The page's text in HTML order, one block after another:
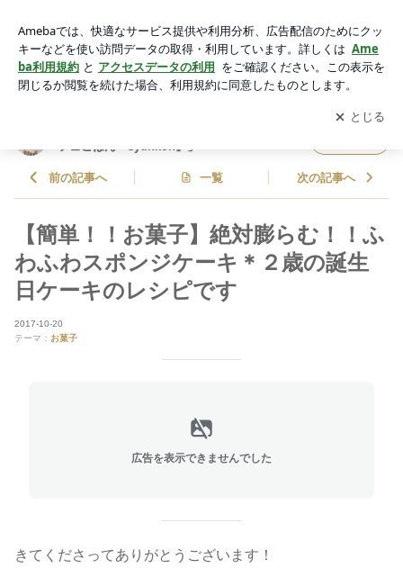
２歳の誕生日ケーキのレシピです | 山本ゆりオフィシャルブロ
グ「含み笑いのカフェごはん『syunkon』」Powered by Ameb
アプリをダウンロードして ブログの更新通知
を受け取りまし
ょう。
開く
フェごはん『syunkon』」
前の記事へ 一覧 次の記事へ
【簡単！！お菓子】絶対膨らむ！！ふ
わふわスポンジケーキ＊２歳の誕生
日ケーキのレシピです
2017-10-20
テーマ： お菓子
広告を表示できませんでした
きてくださってありがとうございます！